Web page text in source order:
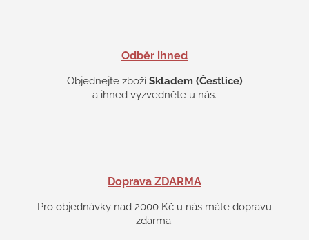
s
u
Odběr ihned
Objednejte zboží Skladem (Čestlice)
a ihned vyzvedněte u nás.
Doprava ZDARMA
Pro objednávky nad 2000 Kč u nás máte dopravu
zdarma.